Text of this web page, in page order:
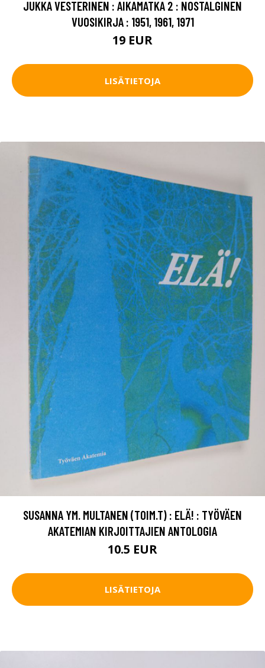
JUKKA VESTERINEN : AIKAMATKA 2 : NOSTALGINEN
VUOSIKIRJA : 1951, 1961, 1971
19 EUR
LISÄTIETOJA
SUSANNA YM. MULTANEN (TOIM.T) : ELÄ! : TYÖVÄEN
AKATEMIAN KIRJOITTAJIEN ANTOLOGIA
10.5 EUR
LISÄTIETOJA